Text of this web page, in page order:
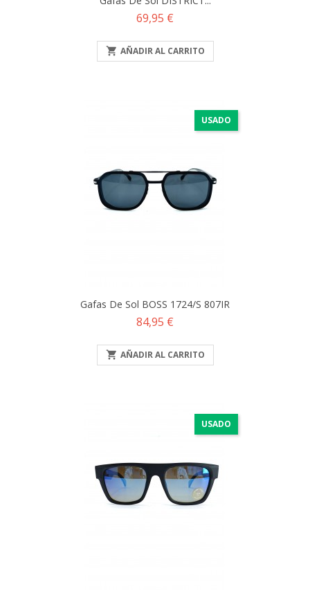
Precio
69,95 €
 AÑADIR AL CARRITO
USADO
Gafas De Sol BOSS 1724/S 807IR
Precio
84,95 €
 AÑADIR AL CARRITO
USADO